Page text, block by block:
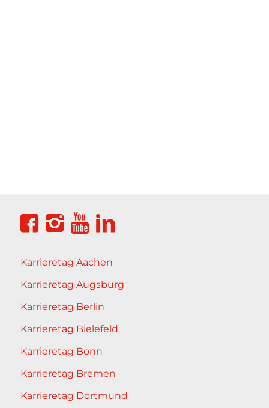
Karrieretag Aachen
Karrieretag Augsburg
Karrieretag Berlin
Karrieretag Bielefeld
Karrieretag Bonn
Karrieretag Bremen
Karrieretag Dortmund